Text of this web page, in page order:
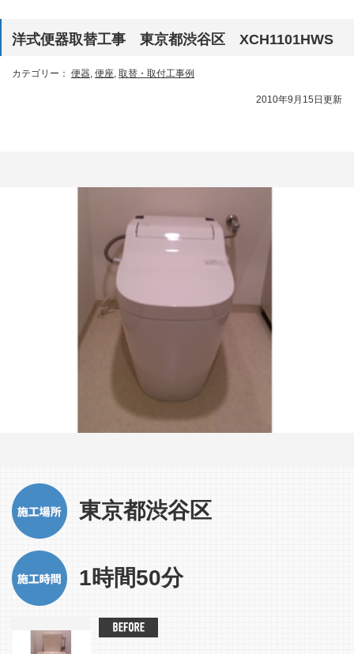
洋式便器取替工事 東京都渋谷区 XCH1101HWS
カテゴリー： 便器, 便座, 取替・取付工事例
2010年9月15日更新
東京都渋谷区
1時間50分